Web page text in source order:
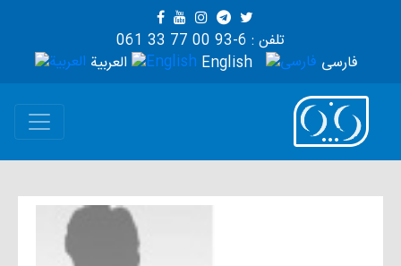
تلفن : 6-93 00 77 33 061
العربية
English فارسی